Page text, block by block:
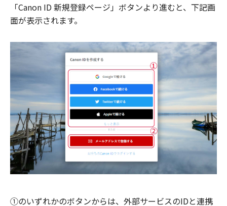
「Canon ID 新規登録ページ」ボタンより進むと、下記画
面が表示されます。
①のいずれかのボタンからは、外部サービスのIDと連携